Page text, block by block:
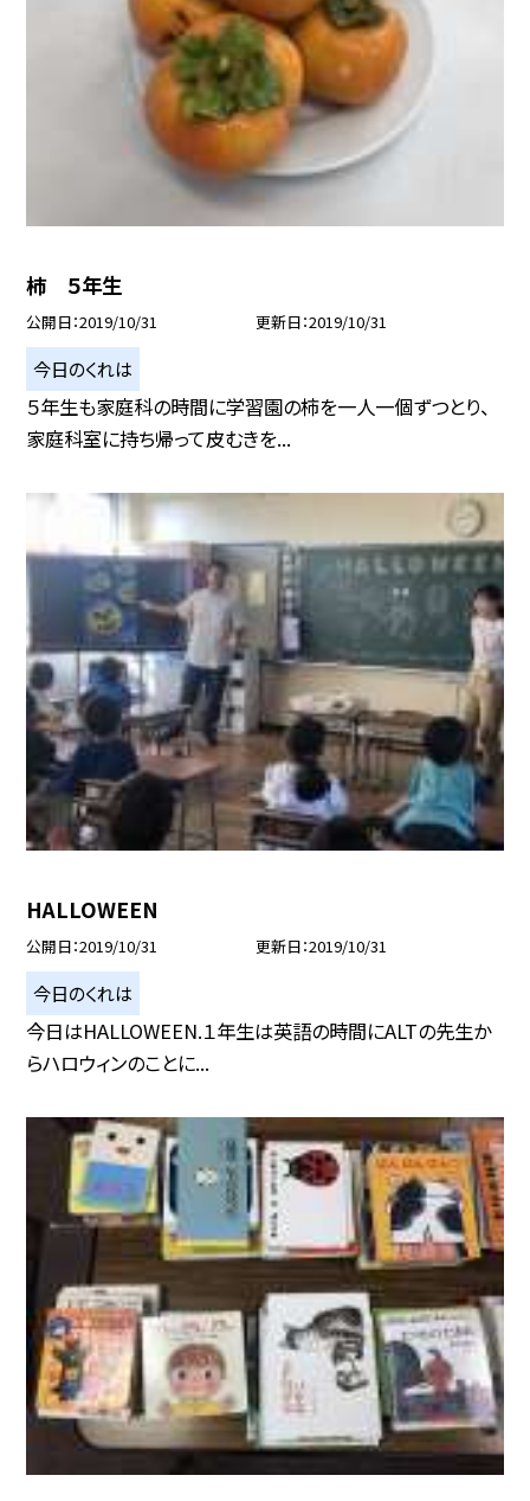
柿 ５年生
公開日 2019/10/31 更新日 2019/10/31
今日のくれは
５年生も家庭科の時間に学習園の柿を一人一個ずつとり、
家庭科室に持ち帰って皮むきを...
HALLOWEEN
公開日 2019/10/31 更新日 2019/10/31
今日のくれは
今日はHALLOWEEN.１年生は英語の時間にALTの先生か
らハロウィンのことに...